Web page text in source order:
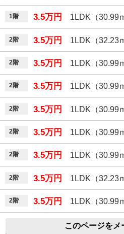
1階 3.5万円 1LDK（30.99
2階 3.5万円 1LDK（32.23
2階 3.5万円 1LDK（30.99
2階 3.5万円 1LDK（30.99
2階 3.5万円 1LDK（30.99
2階 3.5万円 1LDK（30.99
2階 3.5万円 1LDK（30.99
2階 3.5万円 1LDK（32.23
2階 3.5万円 1LDK（30.99
このページをメ